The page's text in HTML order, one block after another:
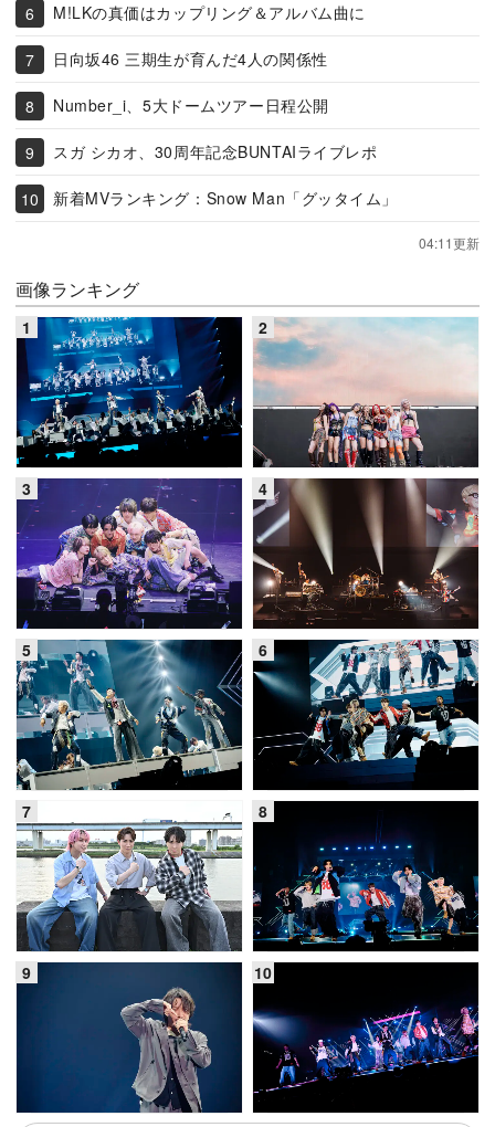
M!LKの真価はカップリング＆アルバム曲に
日向坂46 三期生が育んだ4人の関係性
Number_i、5大ドームツアー日程公開
スガ シカオ、30周年記念BUNTAIライブレポ
新着MVランキング：Snow Man「グッタイム」
04:11更新
画像ランキング